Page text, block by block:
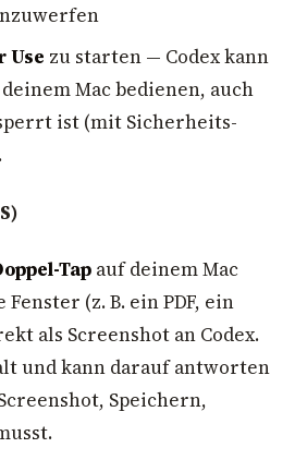
Use zu starten — Codex kann
Mac bedienen, auch
ist (mit Sicherheits-
Tap auf deinem Mac
(z. B. ein PDF, ein
als Screenshot an Codex.
und kann darauf antworten
Speichern,